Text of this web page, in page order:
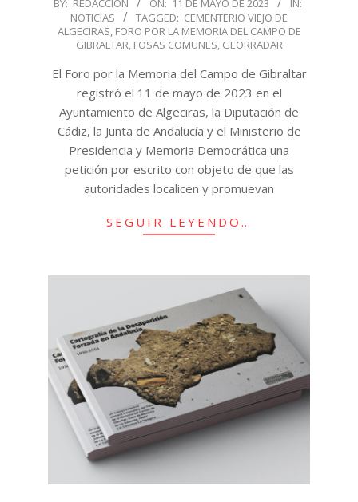
11
BY: REDACCIÓN ON: 11 DE MAYO DE 2023
IN:
NOTICIAS
TAGGED: CEMENTERIO VIEJO DE
ALGECIRAS, FORO POR LA MEMORIA DEL CAMPO DE
GIBRALTAR, FOSAS COMUNES, GEORRADAR
El Foro por la Memoria del Campo de Gibraltar
registró el 11 de mayo de 2023 en el
Ayuntamiento de Algeciras, la Diputación de
Cádiz, la Junta de Andalucía y el Ministerio de
Presidencia y Memoria Democrática una
petición por escrito con objeto de que las
autoridades localicen y promuevan
SEGUIR LEYENDO…